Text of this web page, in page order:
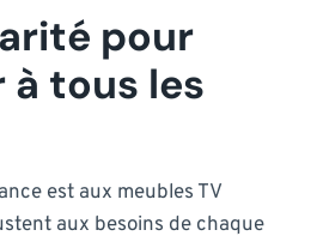
pour
à tous les
est aux meubles TV
aux besoins de chaque